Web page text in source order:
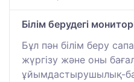
Білім берудегі
Бұл пән білім беру
жүргізу және оны
ұйымдастырушылық-